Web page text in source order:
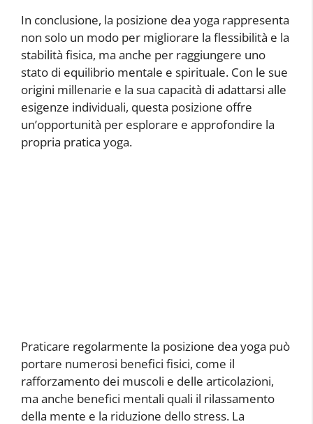
In conclusione, la posizione dea yoga rappresenta
non solo un modo per migliorare la flessibilità e la
stabilità fisica, ma anche per raggiungere uno
stato di equilibrio mentale e spirituale. Con le sue
origini millenarie e la sua capacità di adattarsi alle
esigenze individuali, questa posizione offre
un’opportunità per esplorare e approfondire la
propria pratica yoga.
Praticare regolarmente la posizione dea yoga può
portare numerosi benefici fisici, come il
rafforzamento dei muscoli e delle articolazioni,
ma anche benefici mentali quali il rilassamento
della mente e la riduzione dello stress. La